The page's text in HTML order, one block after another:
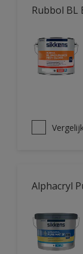
Rubbol BL
Alphacryl